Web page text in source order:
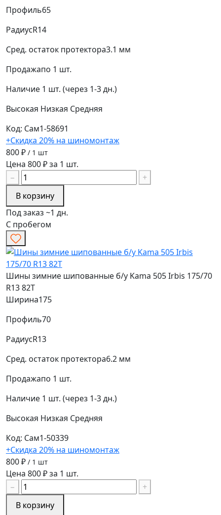
Профиль65
РадиусR14
Сред. остаток протектора3.1 мм
Продажапо 1 шт.
Наличие 1 шт. (через 1-3 дн.)
Высокая Низкая Средняя
Код: Сам1-58691
+Скидка 20% на шиномонтаж
800 ₽ / 1 шт
Цена 800 ₽ за 1 шт.
−
+
В корзину
Под заказ ~1 дн.
С пробегом
Шины зимние шипованные б/у Kama 505 Irbis 175/70
R13 82T
Ширина175
Профиль70
РадиусR13
Сред. остаток протектора6.2 мм
Продажапо 1 шт.
Наличие 1 шт. (через 1-3 дн.)
Высокая Низкая Средняя
Код: Сам1-50339
+Скидка 20% на шиномонтаж
800 ₽ / 1 шт
Цена 800 ₽ за 1 шт.
−
+
В корзину